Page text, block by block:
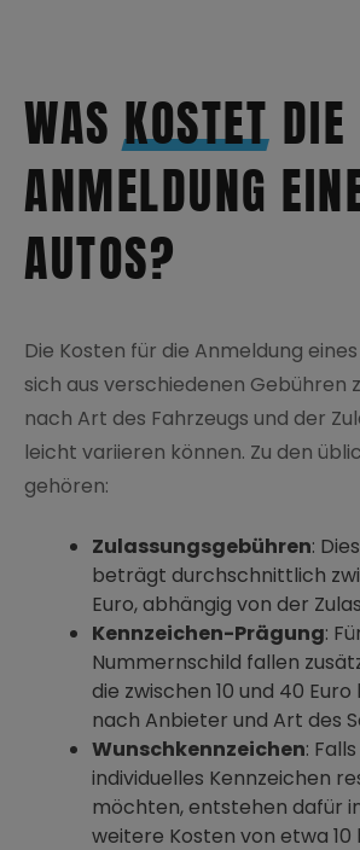
KARRIERE
WASKOSTETDIE
ANMELDUNG
AUTOS?
Die Kosten für die Anmeldung
sich aus verschiedenen Gebühren
nach Art des Fahrzeugs und der
leicht variieren können. Zu den
gehören:
Zulassungsgebühren:
beträgt durchschnittlich
Euro, abhängig von der
Kennzeichen-Prägung:
Nummernschild fallen
die zwischen 10 und 40
nach Anbieter und Art des
Wunschkennzeichen:
individuelles Kennzeichen
möchten, entstehen dafür
weitere Kosten von etwa 10